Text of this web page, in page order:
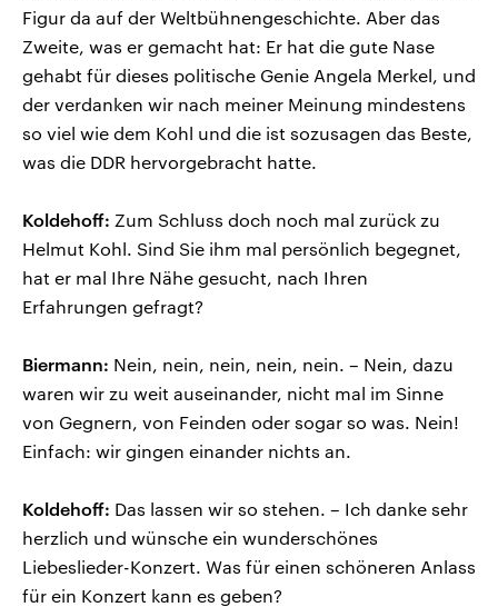
Figur da auf der Weltbühnengeschichte. Aber das
Zweite, was er gemacht hat: Er hat die gute Nase
gehabt für dieses politische Genie Angela Merkel, und
der verdanken wir nach meiner Meinung mindestens
so viel wie dem Kohl und die ist sozusagen das Beste,
was die DDR hervorgebracht hatte.
Koldehoff: Zum Schluss doch noch mal zurück zu
Helmut Kohl. Sind Sie ihm mal persönlich begegnet,
hat er mal Ihre Nähe gesucht, nach Ihren
Erfahrungen gefragt?
Biermann: Nein, nein, nein, nein, nein. – Nein, dazu
waren wir zu weit auseinander, nicht mal im Sinne
von Gegnern, von Feinden oder sogar so was. Nein!
Einfach: wir gingen einander nichts an.
Koldehoff: Das lassen wir so stehen. – Ich danke sehr
herzlich und wünsche ein wunderschönes
Liebeslieder-Konzert. Was für einen schöneren Anlass
für ein Konzert kann es geben?